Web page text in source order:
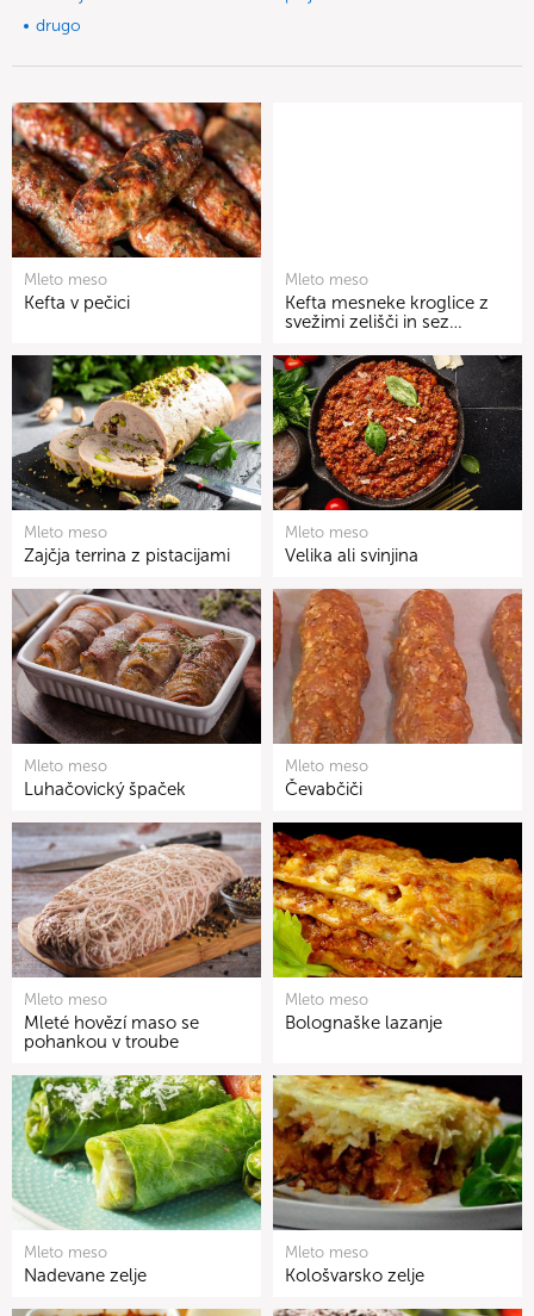
drugo
Mleto meso
Kefta v pečici
Mleto meso
Kefta mesneke kroglice z
svežimi zelišči in sez…
Mleto meso
Zajčja terrina z pistacijami
Mleto meso
Velika ali svinjina
Mleto meso
Luhačovický špaček
Mleto meso
Čevabčiči
Mleto meso
Mleté hovězí maso se
pohankou v troube
Mleto meso
Bolognaške lazanje
Mleto meso
Nadevane zelje
Mleto meso
Kološvarsko zelje